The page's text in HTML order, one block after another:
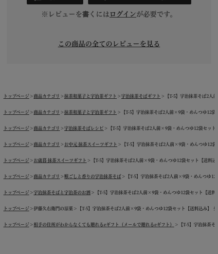
※レビューを書くには ログインが必要です。
この商品の全てのレビューを見る
トップページ 商品カテゴリ 抹茶和菓子と宇治茶ギフト 宇治抹茶そばギフト 【T-5】宇治抹茶そば2人
トップページ 商品カテゴリ 抹茶和菓子と宇治茶ギフト 【T-5】宇治抹茶そば2人前×9袋・めんつゆ12
トップページ 商品カテゴリ 宇治抹茶そばレシピ 【T-5】宇治抹茶そば2人前×9袋・めんつゆ12袋セッ
トップページ 商品カテゴリ お中元 抹茶スイーツギフト 【T-5】宇治抹茶そば2人前×9袋・めんつゆ12
トップページ お歳暮 抹茶スイーツギフト 【T-5】宇治抹茶そば2人前×9袋・めんつゆ12袋セット【送料
トップページ 商品カテゴリ 喉ごしと香りの宇治抹茶そば 【T-5】宇治抹茶そば2人前×9袋・めんつゆ
トップページ 宇治抹茶そばと宇治茶のお酒 【T-5】宇治抹茶そば2人前×9袋・めんつゆ12袋セット【送
トップページ 伊藤久右衛門の涼菓 【T-5】宇治抹茶そば2人前×9袋・めんつゆ12袋セット【送料込み】
トップページ 相手の住所がわからなくても贈れるeギフト（メールで贈れるeギフト） 【T-5】宇治抹茶